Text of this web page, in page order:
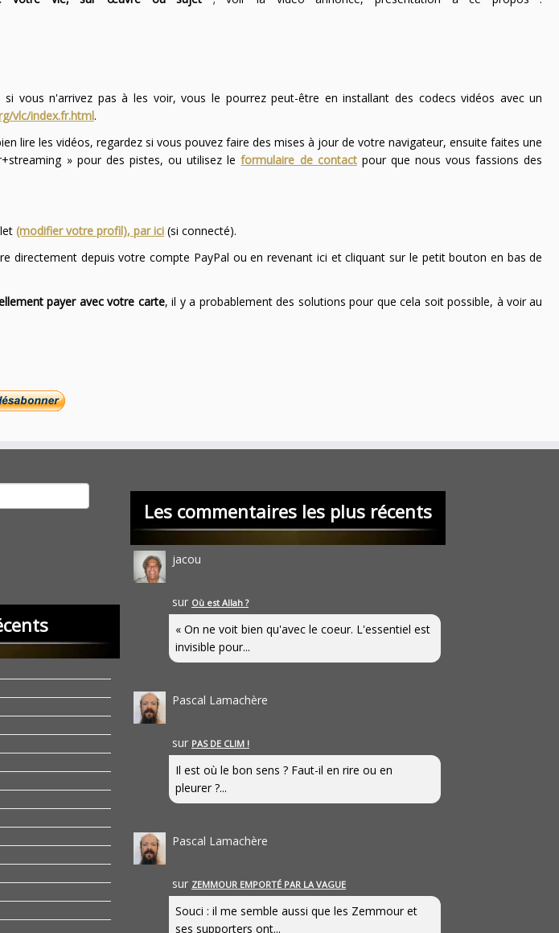
vous n'arrivez pas à les voir, vous le pourrez peut-être en installant des codecs vidéos avec un
vlc/index.fr.html.
lire les vidéos, regardez si vous pouvez faire des mises à jour de votre navigateur, ensuite faites une
» pour des pistes, ou utilisez leformulaire de contactpour que nous vous fassions des
(modifier votre profil), par ici(si connecté).
directement depuis votre compte PayPal ou en revenant ici et cliquant sur le petit bouton en bas de
payer avec votre carte, il y a probablement des solutions pour que cela soit possible, à voir au
Les commentaires les plus récents
jacou
sur Où est Allah ?
« On ne voit bien qu'avec le coeur. L'essentiel est
invisible pour...
Pascal Lamachère
sur PAS DE CLIM !
Il est où le bon sens ? Faut-il en rire ou en
pleurer ?...
Pascal Lamachère
sur ZEMMOUR EMPORTÉ PAR LA VAGUE
Souci : il me semble aussi que les Zemmour et
ses supporters ont...